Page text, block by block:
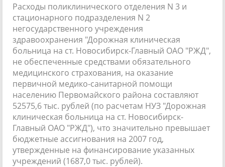
Расходы поликлинического отделения N 3 и
стационарного подразделения N 2
негосударственного учреждения
здравоохранения "Дорожная клиническая
больница на ст. Новосибирск-Главный ОАО "РЖД",
не обеспеченные средствами обязательного
медицинского страхования, на оказание
первичной медико-санитарной помощи
населению Первомайского района составляют
52575,6 тыс. рублей (по расчетам НУЗ "Дорожная
клиническая больница на ст. Новосибирск-
Главный ОАО "РЖД"), что значительно превышает
бюджетные ассигнования на 2007 год,
утвержденные на финансирование указанных
учреждений (1687,0 тыс. рублей).